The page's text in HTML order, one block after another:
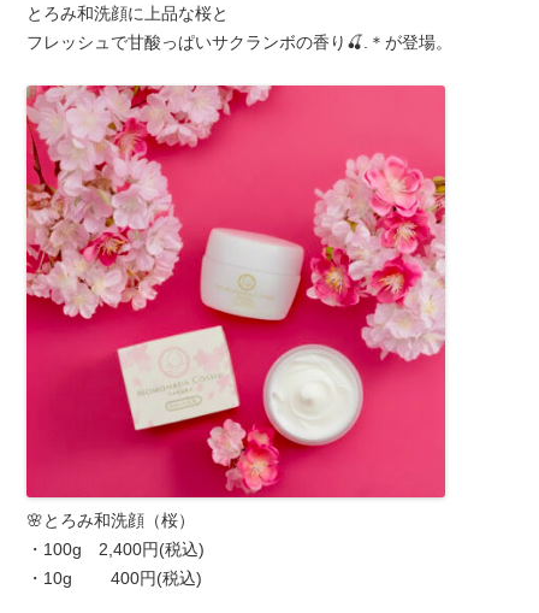
とろみ和洗顔に上品な桜と
フレッシュで甘酸っぱいサクランボの香り🍒.＊が登場。
🌸とろみ和洗顔（桜）
・100g 2,400円(税込)
・10g 400円(税込)